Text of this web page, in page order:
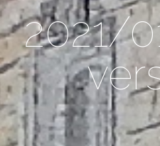
2021/